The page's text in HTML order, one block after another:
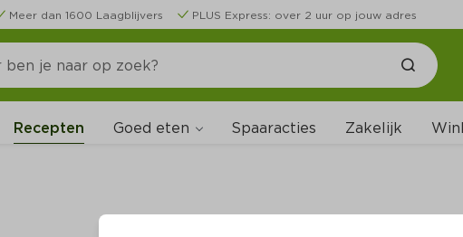
Meer dan 1600 Laagblijvers PLUS Express: over 2 uur op jouw adres
Recepten Goed eten Spaaracties Zakelijk